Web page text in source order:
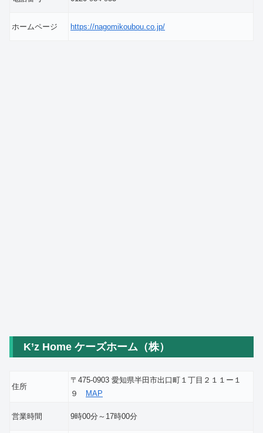
ホームページ https://nagomikoubou.co.jp/
K’z Home ケーズホーム（株）
住所
〒475-0903 愛知県半田市出口町１丁目２１１ー１
９
MAP
営業時間 9時00分～17時00分